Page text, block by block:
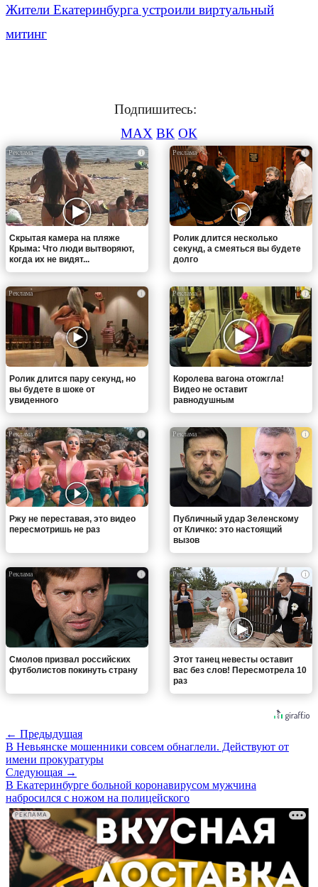
Жители Екатеринбурга устроили виртуальный
митинг
Подпишитесь:
MAX ВК ОК
i
Скрытая камера на пляже
Крыма: Что люди вытворяют,
когда их не видят...
i
Ролик длится несколько
секунд, а смеяться вы будете
долго
i
Ролик длится пару секунд, но
вы будете в шоке от
увиденного
i
Королева вагона отожгла!
Видео не оставит
равнодушным
i
Ржу не переставая, это видео
пересмотришь не раз
i
Публичный удар Зеленскому
от Кличко: это настоящий
вызов
i
Смолов призвал российских
футболистов покинуть страну
i
Этот танец невесты оставит
вас без слов! Пересмотрела 10
раз
← Предыдущая
В Невьянске мошенники совсем обнаглели. Действуют от
имени прокуратуры
Следующая →
В Екатеринбурге больной коронавирусом мужчина
набросился с ножом на полицейского
РЕКЛАМА